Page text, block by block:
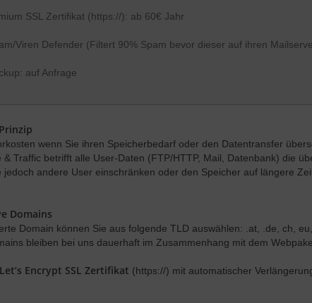
SSL Zertifikat (https://): ab 60€ Jahr
Viren Defender (Filtert 90% Spam bevor dieser auf ihren
auf Anfrage
wenn Sie ihren Speicherbedarf oder den Datentransfer
& Traffic betrifft alle User-Daten (FTP/HTTP, Mail, Datenbank) die
jedoch andere User einschränken oder den Speicher auf längere
Domains
Domain können Sie aus folgende TLD auswählen: .at, .de, ch,
bleiben bei uns dauerhaft im Zusammenhang mit dem
Encrypt SSL Zertifikat (https://) mit automatischer